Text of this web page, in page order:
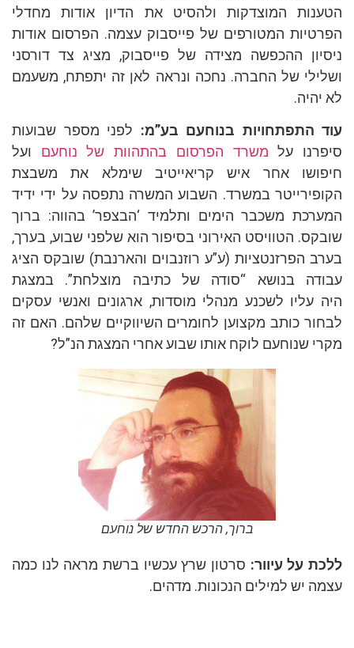
המוצדקות ולהסיט את הדיון אודות מחדלי
המטורפים של פייסבוק עצמה. הפרסום אודות
ההכפשה מצידה של פייסבוק, מציג צד דורסני
של החברה. נחכה ונראה לאן זה יתפתח, משעמם
התפתחויות בנוחעם בע”מ:לפני מספר שבועות
על
משרד הפרסום בהתהוות של נוחעםועל
אחר איש קריאייטיב שימלא את משבצת
במשרד. השבוע המשרה נתפסה על ידי ידיד
משכבר הימים ותלמיד ‘הבצפר’ בהווה: ברוך
הטוויסט האירוני בסיפור הוא שלפני שבוע, בערך,
הפרזנטציות (ע”ע רוזנבוים והארנבת) שובקס הציג
בנושא “סודה של כתיבה מוצלחת”. במצגת
עליו לשכנע מנהלי מוסדות, ארגונים ואנשי עסקים
כותב מקצוען לחומרים השיווקיים שלהם. האם זה
שנוחעם לוקח אותו שבוע אחרי המצגת הנ”ל?
ברוך, הרכש החדש של נוחעם
על עיוור:סרטון שרץ עכשיו ברשת מראה לנו כמה
יש למילים הנכונות. מדהים.